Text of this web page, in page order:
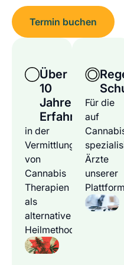
Termin buchen
Über
10
Jahre
Erfahrung
in der
Vermittlung
von
Cannabis
Therapien
als
alternative
Heilmethode
Für die
auf
Ärzte
unserer
Plattform